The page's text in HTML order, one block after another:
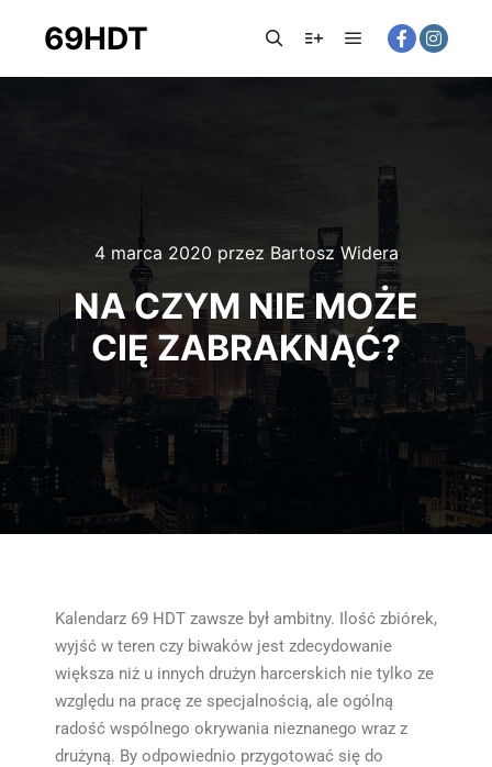
69HDT
4 marca 2020 przez Bartosz Widera
NA CZYM NIE MOŻE
CIĘ ZABRAKNĄĆ?
Kalendarz 69 HDT zawsze był ambitny. Ilość zbiórek,
wyjść w teren czy biwaków jest zdecydowanie
większa niż u innych drużyn harcerskich nie tylko ze
względu na pracę ze specjalnością, ale ogólną
radość wspólnego okrywania nieznanego wraz z
drużyną. By odpowiednio przygotować się do